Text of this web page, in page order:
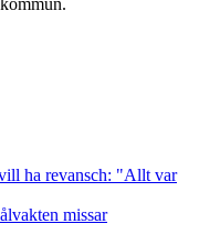
ha revansch: "Allt var
missar